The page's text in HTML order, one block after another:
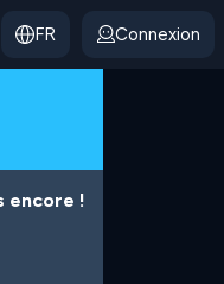
FR Connexion
encore !